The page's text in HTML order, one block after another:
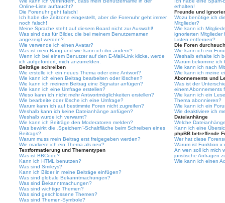
Online-Liste auftaucht?
Die Forenuhr geht falsch!
Ich habe die Zeitzone eingestellt, aber die Forenuhr geht immer
noch falsch!
Meine Sprache steht auf diesem Board nicht zur Auswahl!
Was sind das für Bilder, die bei meinem Benutzernamen
angezeigt werden?
Wie verwende ich einen Avatar?
Was ist mein Rang und wie kann ich ihn ändern?
Wenn ich bei einem Benutzer auf den E-Mail-Link klicke, werde
ich aufgefordert, mich anzumelden.
Beiträge schreiben
Wie erstelle ich ein neues Thema oder eine Antwort?
Wie kann ich einen Beitrag bearbeiten oder löschen?
Wie kann ich meinem Beitrag eine Signatur anfügen?
Wie kann ich eine Umfrage erstellen?
Wieso kann ich nicht mehr Antwortmöglichkeiten erstellen?
Wie bearbeite oder lösche ich eine Umfrage?
Warum kann ich auf bestimmte Foren nicht zugreifen?
Weshalb kann ich keine Dateianhänge anfügen?
Weshalb wurde ich verwarnt?
Wie kann ich Beiträge den Moderatoren melden?
Was bewirkt die „Speichern“-Schaltfläche beim Schreiben eines
Beitrags?
Warum muss mein Beitrag erst freigegeben werden?
Wie markiere ich ein Thema als neu?
Textformatierung und Thementypen
Was ist BBCode?
Kann ich HTML benutzen?
Was sind Smileys?
Kann ich Bilder in meine Beiträge einfügen?
Was sind globale Bekanntmachungen?
Was sind Bekanntmachungen?
Was sind wichtige Themen?
Was sind geschlossene Themen?
Was sind Themen-Symbole?
erhalten!
Freunde und
Wozu benötige ich
Mitglieder?
Wie kann ich
ignorierten
Listen entfernen?
Die Foren
Wie kann ich ein
Weshalb erhalte ich
Warum bekomme
Wie kann ich nach
Wie kann ich meine
Abonnements und
Was ist der
einem Abonnements
Wie kann ich ein
Thema abonnieren?
Wie kann ich ein
Wie deaktiviere ich
Dateianhänge
Welche
Kann ich eine
phpBB betreffende
Wer hat diese
Warum ist Funktion
An wen soll ich mich
juristische Anfragen
Wie kann ich einen